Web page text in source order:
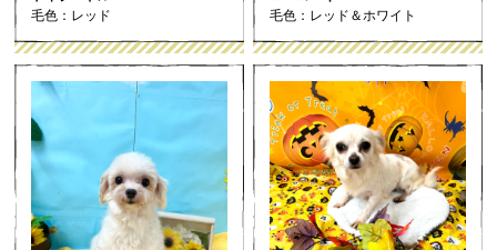
毛色：レッド
毛色：レッド＆ホワイト